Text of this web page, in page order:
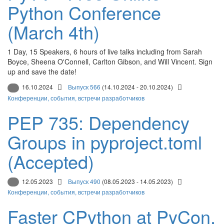
Python Conference
(March 4th)
1 Day, 15 Speakers, 6 hours of live talks including from Sarah
Boyce, Sheena O'Connell, Carlton Gibson, and Will Vincent. Sign
up and save the date!
16.10.2024 Выпуск 566 (14.10.2024 - 20.10.2024)
Конференции, события, встречи разработчиков
PEP 735: Dependency
Groups in pyproject.toml
(Accepted)
12.05.2023 Выпуск 490 (08.05.2023 - 14.05.2023)
Конференции, события, встречи разработчиков
Faster CPython at PyCon,